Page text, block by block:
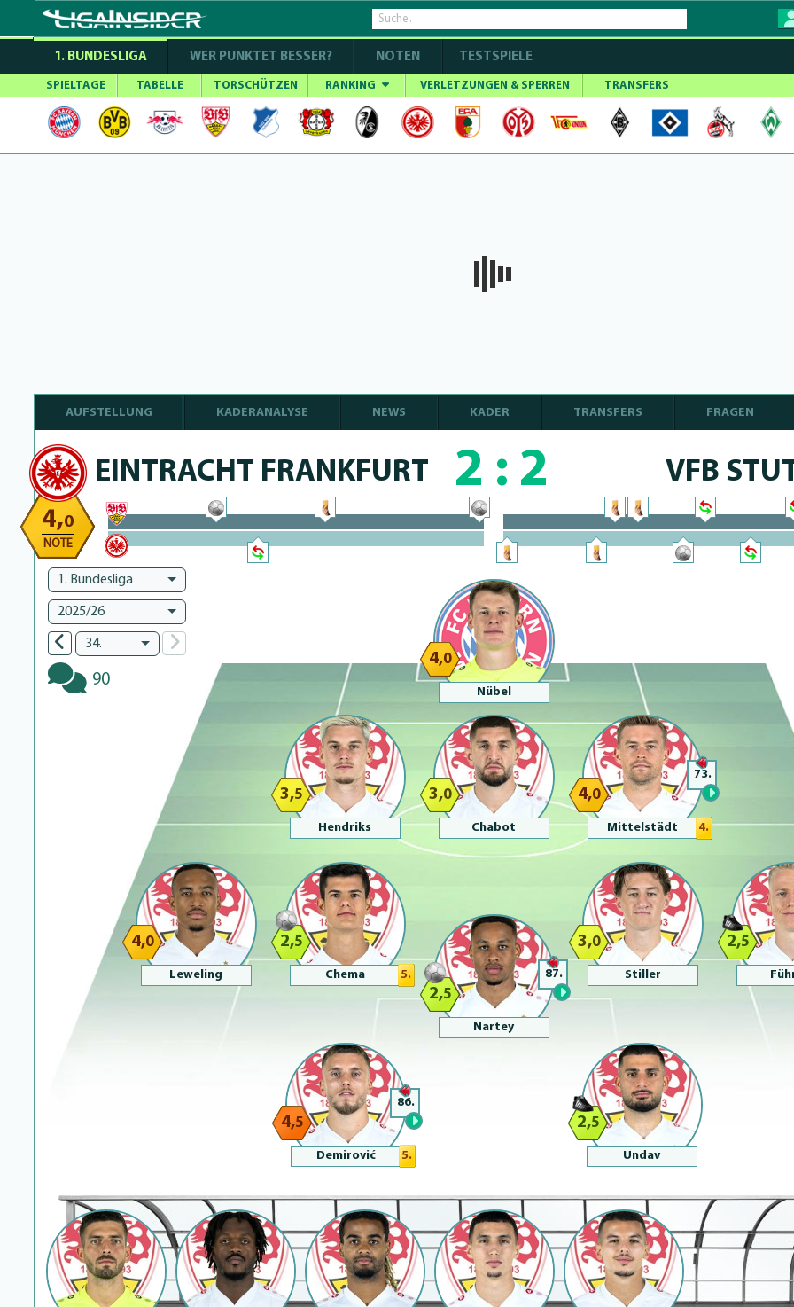
1. BUNDESLIGA WER PUNKTET BESSER? NOTEN TESTSPIELE
SPIELTAGE TABELLE TORSCHÜTZEN RANKING VERLETZUNGEN & SPERREN TRANSFERS
AUFSTELLUNG KADERANALYSE NEWS KADER TRANSFERS FRAGEN
4,0
NOTE
EINTRACHT FRANKFURT 2 : 2 VFB
100% Complete
100% Complete
100% Complete
100% Complete
1. Bundesliga
2025/26
34.
90
4,0
Nübel
3,5
Hendriks
3,0
Chabot
73.
4,0
Mittelstädt 4.
4,0
Leweling
2,5
Chema 5. 87.
2,5
Nartey
3,0
Stiller
2,5
86.
4,5
Demirović 5.
2,5
Undav